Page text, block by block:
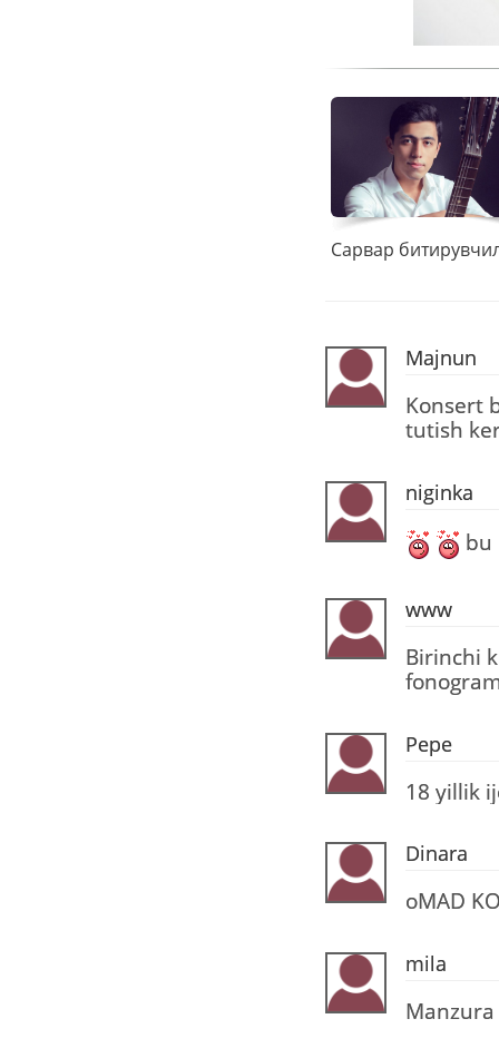
Majnun
Konsert
tutish
niginka
bu
www
Birinchi
Pepe
18 yillik
Dinara
oMAD
mila